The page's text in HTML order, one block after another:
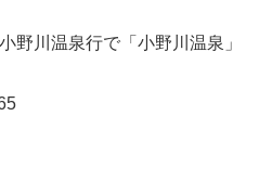
野川温泉行で「小野川温泉」